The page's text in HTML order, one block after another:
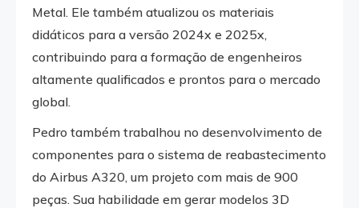
Metal. Ele também atualizou os materiais
didáticos para a versão 2024x e 2025x,
contribuindo para a formação de engenheiros
altamente qualificados e prontos para o mercado
global.
Pedro também trabalhou no desenvolvimento de
componentes para o sistema de reabastecimento
do Airbus A320, um projeto com mais de 900
peças. Sua habilidade em gerar modelos 3D